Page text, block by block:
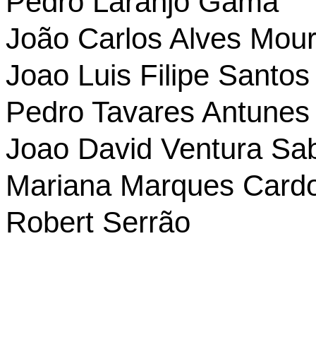
João Carlos Alves
Joao Luis Filipe Santos
Pedro Tavares Antunes
Joao David Ventura
Mariana Marques
Robert Serrão